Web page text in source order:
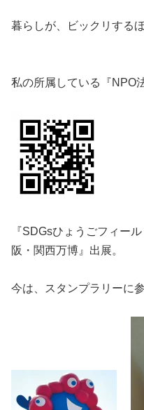
暮らしが、ビックリする
私の所属している『NPO
『SDGsひょうごフィー
阪・関西万博』出展。
今は、スタンプラリーに参